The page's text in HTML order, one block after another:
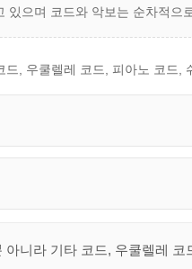
있으며 코드와 악보는 순차적으
, 우쿨렐레 코드, 피아노 코드,
아니라 기타 코드, 우쿨렐레